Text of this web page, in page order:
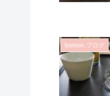
bonton.ブログ